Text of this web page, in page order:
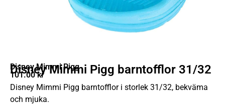
Disney Mimmi Pigg
Disney Mimmi Pigg barntofflor 31/32
101.00kr
Disney Mimmi Pigg barntofflor i storlek 31/32, bekväma
och mjuka.